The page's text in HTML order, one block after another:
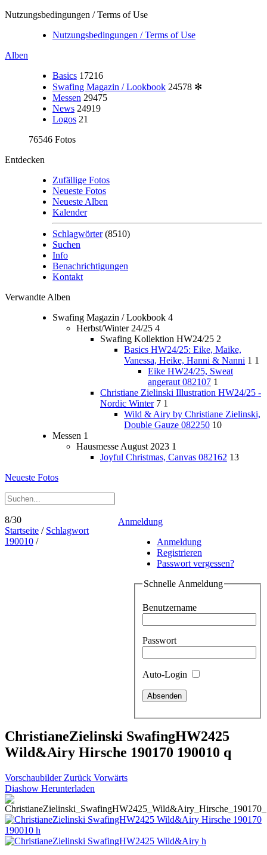
Nutzungsbedingungen / Terms of Use
Nutzungsbedingungen / Terms of Use
Alben
Basics 17216
Swafing Magazin / Lookbook 24578 ✻
Messen 29475
News 24919
Logos 21
76546 Fotos
Entdecken
Zufällige Fotos
Neueste Fotos
Neueste Alben
Kalender
Schlagwörter(8510)
Suchen
Info
Benachrichtigungen
Kontakt
Verwandte Alben
Swafing Magazin / Lookbook 4
Herbst/Winter 24/25 4
Swafing Kollektion HW24/25 2
Basics HW24/25: Eike, Maike,
Vanessa, Heike, Hanni & Nanni 1 1
Eike HW24/25, Sweat
angeraut 082107 1
Christiane Zielinski Illustration HW24/25 -
Nordic Winter 7 1
Wild & Airy by Christiane Zielinski,
Double Gauze 082250 10
Messen 1
Hausmesse August 2023 1
Joyful Christmas, Canvas 082162 13
Neueste Fotos
Anmeldung
Anmeldung
Registrieren
Passwort vergessen?
Schnelle Anmeldung
Benutzername
Passwort
Auto-Login
8/30
Startseite / Schlagwort
190010 /
ChristianeZielinski SwafingHW2425
Wild&Airy Hirsche 190170 190010 q
Vorschaubilder Zurück Vorwärts
Diashow Herunterladen